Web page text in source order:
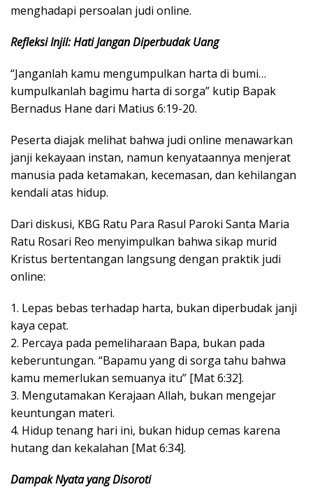
menghadapi persoalan judi online.
Refleksi Injil: Hati Jangan Diperbudak Uang
“Janganlah kamu mengumpulkan harta di bumi…
kumpulkanlah bagimu harta di sorga” kutip Bapak
Bernadus Hane dari Matius 6:19-20.
Peserta diajak melihat bahwa judi online menawarkan
janji kekayaan instan, namun kenyataannya menjerat
manusia pada ketamakan, kecemasan, dan kehilangan
kendali atas hidup.
Dari diskusi, KBG Ratu Para Rasul Paroki Santa Maria
Ratu Rosari Reo menyimpulkan bahwa sikap murid
Kristus bertentangan langsung dengan praktik judi
online:
1. Lepas bebas terhadap harta, bukan diperbudak janji
kaya cepat.
2. Percaya pada pemeliharaan Bapa, bukan pada
keberuntungan. “Bapamu yang di sorga tahu bahwa
kamu memerlukan semuanya itu” [Mat 6:32].
3. Mengutamakan Kerajaan Allah, bukan mengejar
keuntungan materi.
4. Hidup tenang hari ini, bukan hidup cemas karena
hutang dan kekalahan [Mat 6:34].
Dampak Nyata yang Disoroti